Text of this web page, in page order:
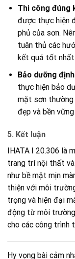
Thi công đúng
được thực hiện
phủ của sơn.
tuân thủ các
kết quả tốt nhất.
Bảo dưỡng
thực hiện bảo
mặt sơn thường
đẹp và bền
5. Kết luận
IHATA I 20.306 là
trang trí nội thất
như bề mặt mịn
thiện với môi
trọng và hiện đại
động từ môi
cho các công trình
Hy vọng bài cảm